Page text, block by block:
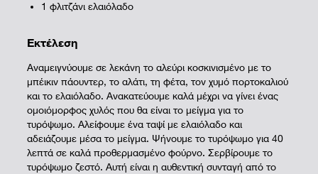
1 φλιτζάνι ελαιόλαδο
Εκτέλεση
Αναμειγνύουμε σε λεκάνη το αλεύρι κοσκινισμένο με το
μπέικιν πάουντερ, το αλάτι, τη φέτα, τον χυμό πορτοκαλιού
και το ελαιόλαδο. Ανακατεύουμε καλά μέχρι να γίνει ένας
ομοιόμορφος χυλός που θα είναι το μείγμα για το
τυρόψωμο. Αλείφουμε ένα ταψί με ελαιόλαδο και
αδειάζουμε μέσα το μείγμα. Ψήνουμε το τυρόψωμο για 40
λεπτά σε καλά προθερμασμένο φούρνο. Σερβίρουμε το
τυρόψωμο ζεστό. Αυτή είναι η αυθεντική συνταγή από το